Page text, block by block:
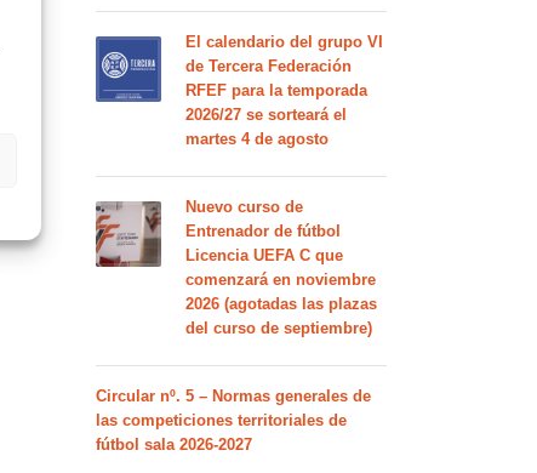
El calendario del grupo VI
de Tercera Federación
RFEF para la temporada
2026/27 se sorteará el
martes 4 de agosto
Nuevo curso de
Entrenador de fútbol
Licencia UEFA C que
comenzará en noviembre
2026 (agotadas las plazas
del curso de septiembre)
Circular nº. 5 – Normas generales de
las competiciones territoriales de
fútbol sala 2026-2027